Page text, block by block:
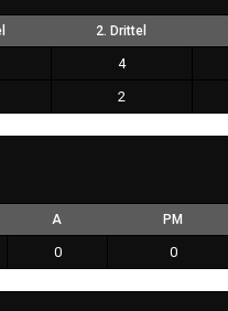
2. Drittel
4
2
A PM
0 0